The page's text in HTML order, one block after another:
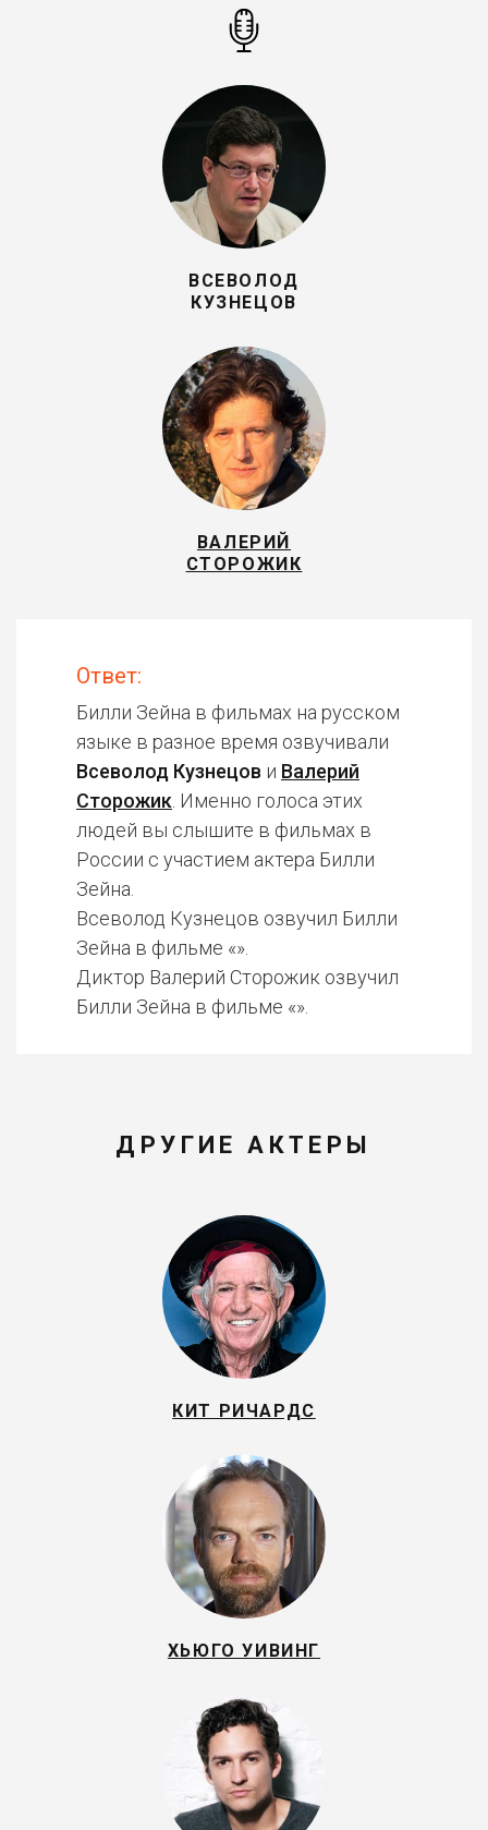
ВСЕВОЛОД
КУЗНЕЦОВ
ВАЛЕРИЙ
СТОРОЖИК
Ответ:
Билли Зейна в фильмах на русском
языке в разное время озвучивали
Всеволод Кузнецов и Валерий
Сторожик . Именно голоса этих
людей вы слышите в фильмах в
России с участием актера Билли
Зейна.
Всеволод Кузнецов озвучил Билли
Зейна в фильме «».
Диктор Валерий Сторожик озвучил
Билли Зейна в фильме «».
ДРУГИЕ АКТЕРЫ
КИТ РИЧАРДС
ХЬЮГО УИВИНГ